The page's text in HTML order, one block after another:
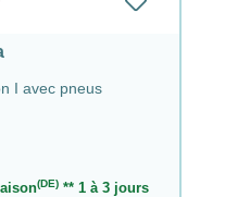
I avec pneus
(DE) ** 1 à 3 jours